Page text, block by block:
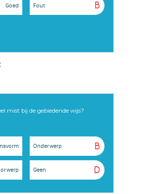
Goed B
Fout
mist bij de gebiedende wijs?
B
Onderwerp
D
Geen